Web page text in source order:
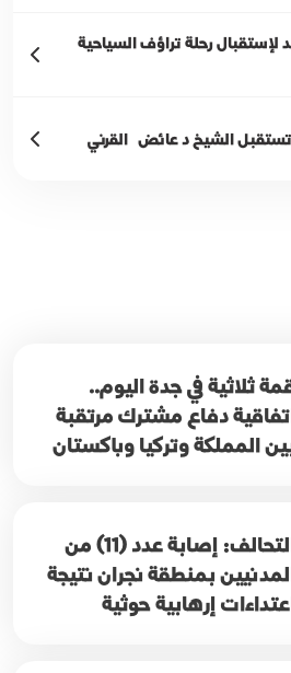
رحلة تراؤف السياحية
تستقبل الشيخ د عائض القرني
ثلاثية في جدة اليوم..
دفاع مشترك مرتقبة
المملكة وتركيا وباكستان
التحالف: إصابة عدد (11) من
بمنطقة نجران نتيجة
إرهابية حوثية